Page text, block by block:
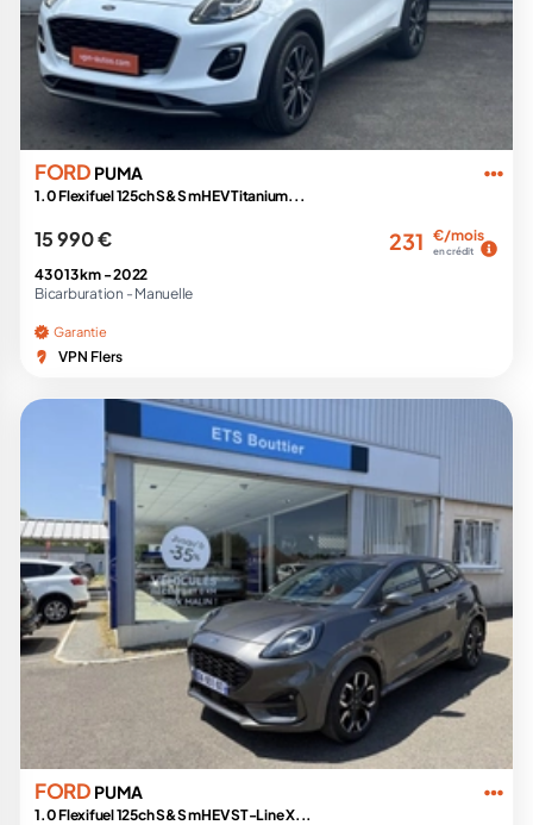
FORD PUMA
1.0 Flexifuel 125ch S&S mHEV Titanium...
15 990 € 231 €/mois
en crédit
43 013 km -2022
Bicarburation - Manuelle
Garantie
VPN Flers
FORD PUMA
1.0 Flexifuel 125ch S&S mHEV ST-Line X...